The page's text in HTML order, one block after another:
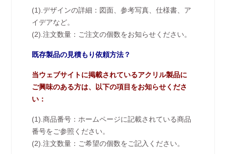
(1).デザインの詳細：図面、参考写真、仕様書、ア
イデアなど。
(2).注文数量：ご注文の個数をお知らせください。
既存製品の見積もり依頼方法？
当ウェブサイトに掲載されているアクリル製品に
ご興味のある方は、以下の項目をお知らせくださ
い：
(1).商品番号：ホームページに記載されている商品
番号をご参照ください。
(2).注文数量：ご希望の個数をご記入ください。